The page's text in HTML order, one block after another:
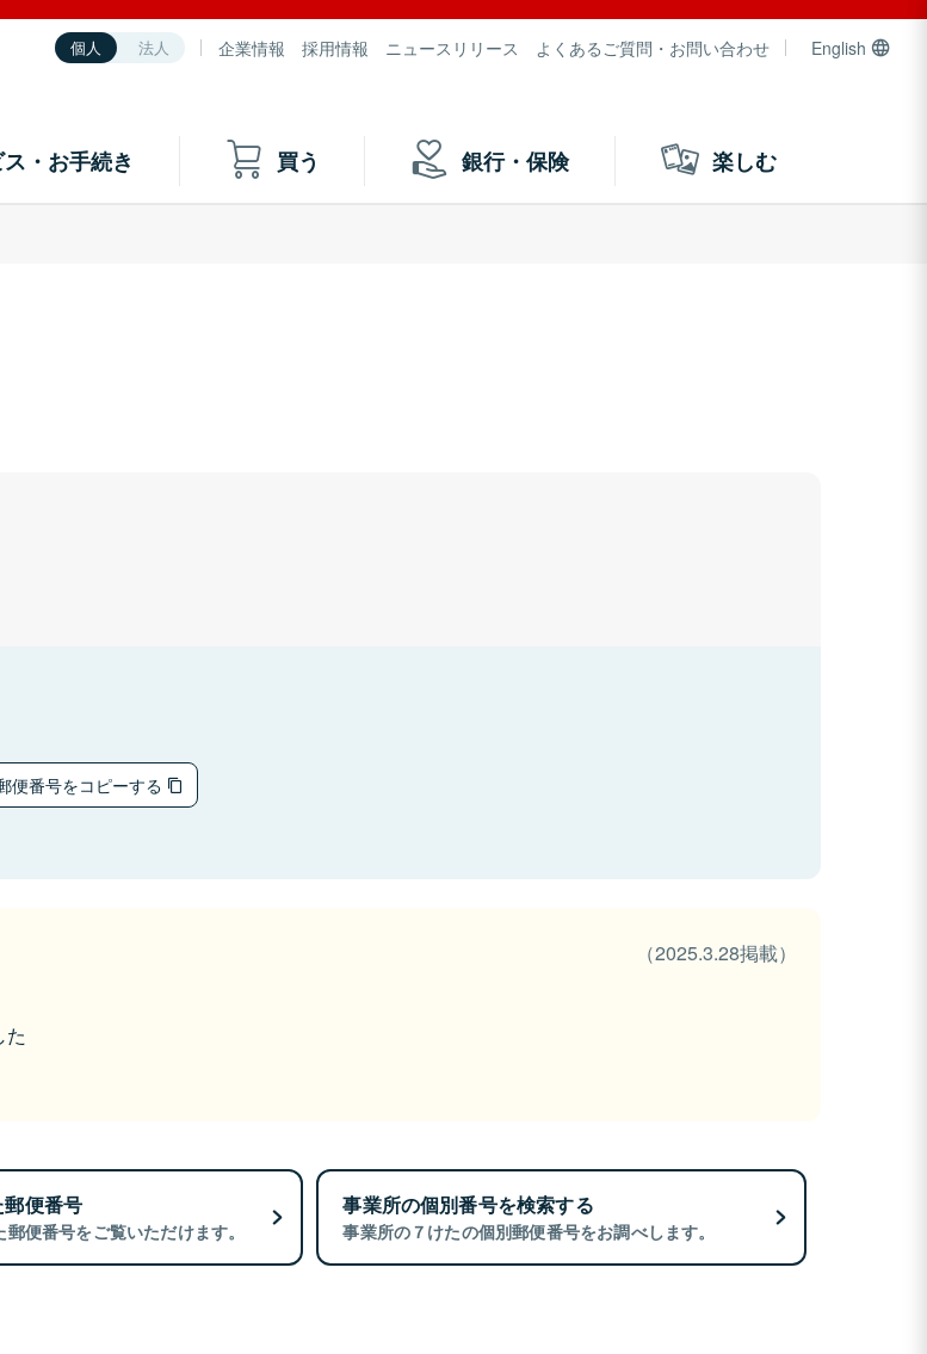
個人 法人 企業情報 採用情報 ニュースリリース よくあるご質問・お問い合わせ English
・お手続き 買う 銀行・保険 楽しむ
便番号をコピーする
（2025.3.28掲載）
た
便番号
便番号をご覧いただけます。
事業所の個別番号を検索する
事業所の７けたの個別郵便番号をお調べします。